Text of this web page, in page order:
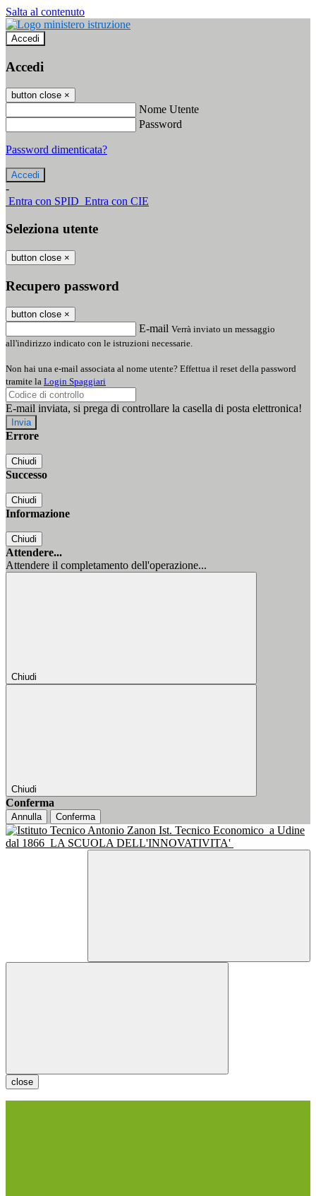
Salta al contenuto
Accedi
Accedi
button close ×
Nome Utente
Password
Password dimenticata?
-
Entra con SPID Entra con CIE
Seleziona utente
button close ×
Recupero password
button close ×
E-mail Verrà inviato un messaggio
all'indirizzo indicato con le istruzioni necessarie.
Non hai una e-mail associata al nome utente? Effettua il reset della password
tramite la Login Spaggiari
E-mail inviata, si prega di controllare la casella di posta elettronica!
Errore
Chiudi
Successo
Chiudi
Informazione
Chiudi
Attendere...
Attendere il completamento dell'operazione...
Chiudi
Chiudi
Conferma
Annulla Conferma
Ist. Tecnico Economico a Udine
dal 1866 LA SCUOLA DELL'INNOVATIVITA'
close